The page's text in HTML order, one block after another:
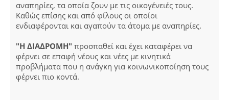
αναπηρίες, τα οποία ζουν με τις οικογένειές τους.
Καθώς επίσης και από φίλους οι οποίοι
ενδιαφέρονται και αγαπούν τα άτομα με αναπηρίες.
"Η ΔΙΑΔΡΟΜΗ" προσπαθεί και έχει καταφέρει να
φέρνει σε επαφή νέους και νέες με κινητικά
προβλήματα που η ανάγκη για κοινωνικοποίηση τους
φέρνει πιο κοντά.